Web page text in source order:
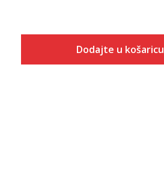
Dodajte u košaricu